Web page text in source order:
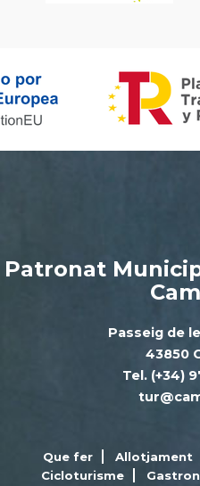
Patronat
Passeig de
43850
Tel. (+34)
Que fer Allotjament
Cicloturisme